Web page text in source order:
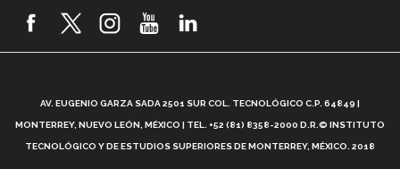
2026! (video)
¿Cómo es el Modelo Educativo Tec? (video)
AV. EUGENIO GARZA SADA 2501 SUR COL. TECNOLÓGICO C.P. 64849 |
MONTERREY, NUEVO LEÓN, MÉXICO | TEL. +52 (81) 8358-2000 D.R.© INSTITUTO
TECNOLÓGICO Y DE ESTUDIOS SUPERIORES DE MONTERREY, MÉXICO. 2018